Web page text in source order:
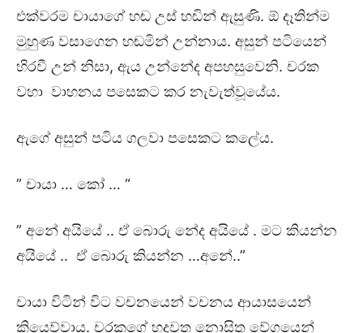
එක්වරම චායාගේ හඬ උස් හඬින් ඇසුණි. ඕ දෑතින්ම
මුහුණ වසාගෙන හඬමින් උන්නාය. අසුන් පටියෙන්
හිරවී උන් නිසා, ඇය උන්නේද අපහසුවෙනි. චරක
වහා වාහනය පසෙකට කර නැවැත්වූයේය.
ඇගේ අසුන් පටිය ගලවා පසෙකට කලේය.
” චායා … කෝ … “
” අනේ අයියේ .. ඒ බොරු නේද අයියේ . මට කියන්න
අයියේ .. ඒ බොරු කියන්න …අනේ..”
චායා විටින් විට වචනයෙන් වචනය ආයාසයෙන්
කියෙව්වාය. චරකගේ හදවත නොසිතූ වේගයෙන්